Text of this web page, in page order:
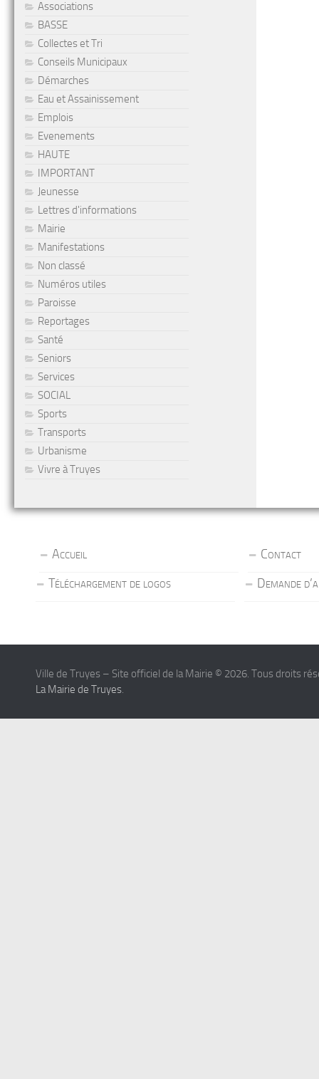
Associations
BASSE
Collectes et Tri
Conseils Municipaux
Démarches
Eau et Assainissement
Emplois
Evenements
HAUTE
IMPORTANT
Jeunesse
Lettres d'informations
Mairie
Manifestations
Non classé
Numéros utiles
Paroisse
Reportages
Santé
Seniors
Services
SOCIAL
Sports
Transports
Urbanisme
Vivre à Truyes
Accueil
Contact
Téléchargement de logos
Demande
Ville de Truyes – Site officiel de la Mairie © 2026. Tous droits
La Mairie de Truyes.